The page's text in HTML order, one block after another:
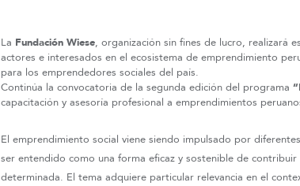
La Fundación Wiese, organización sin fines de lucro, realizará
actores e interesados en el ecosistema de emprendimiento
para los emprendedores sociales del país.
Continúa la convocatoria de la segunda edición del programa
capacitación y asesoría profesional a emprendimientos
El emprendimiento social viene siendo impulsado por
ser entendido como una forma eficaz y sostenible de
determinada. El tema adquiere particular relevancia en el